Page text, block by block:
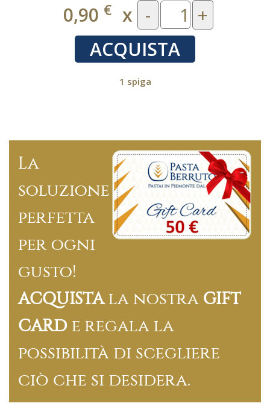
0,90 € x -
+
ACQUISTA
1 spiga
La
soluzione
perfetta
per ogni
gusto!
ACQUISTAla nostra GIFT
CARD e regala la
possibilità di scegliere
ciò che si desidera.